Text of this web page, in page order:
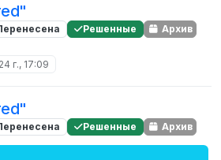
Решенные
Архив
г., 17:09
Решенные
Архив